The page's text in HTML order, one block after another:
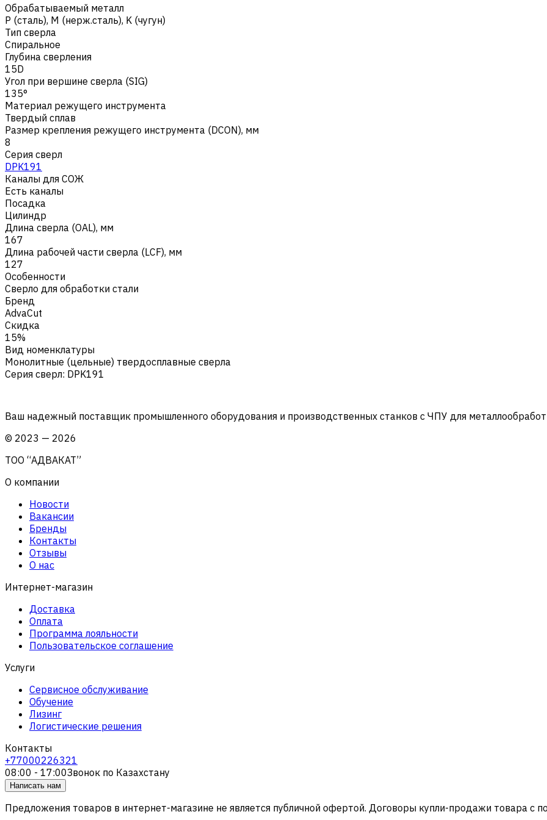
Обрабатываемый металл
Р (сталь), M (нерж.сталь), K (чугун)
Тип сверла
Спиральное
Глубина сверления
15D
Угол при вершине сверла (SIG)
135°
Материал режущего инструмента
Твердый сплав
Размер крепления режущего инструмента (DCON), мм
8
Серия сверл
DPK191
Каналы для СОЖ
Есть каналы
Посадка
Цилиндр
Длина сверла (OAL), мм
167
Длина рабочей части сверла (LCF), мм
127
Особенности
Сверло для обработки стали
Бренд
AdvaCut
Скидка
15%
Вид номенклатуры
Монолитные (цельные) твердосплавные сверла
Серия сверл: DPK191
Ваш надежный поставщик промышленного оборудования и производственных станков с ЧПУ для
© 2023 — 2026
ТОО “АДВАКАТ”
О компании
Новости
Вакансии
Бренды
Контакты
Отзывы
О нас
Интернет-магазин
Доставка
Оплата
Программа лояльности
Пользовательское соглашение
Услуги
Сервисное обслуживание
Обучение
Лизинг
Логистические решения
Контакты
+77000226321
08:00 - 17:00Звонок по Казахстану
Написать нам
Предложения товаров в интернет-магазине не является публичной офертой. Договоры купли-продажи товара с